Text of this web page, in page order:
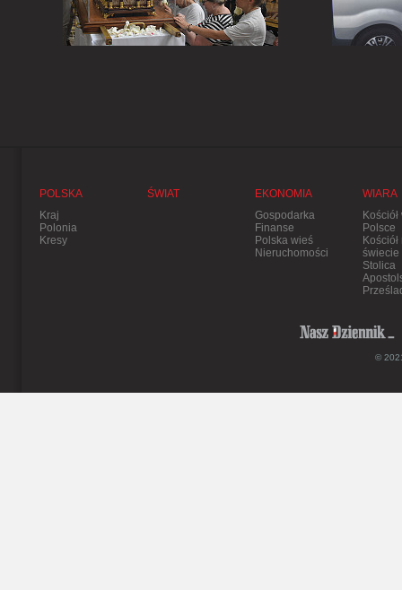
POLSKA
Kraj
Polonia
Kresy
ŚWIAT
EKONOMIA
Gospodarka
Finanse
Polska wieś
Nieruchomości
WIARA
Kościół
Polsce
Kościół
świecie
Stolica
©